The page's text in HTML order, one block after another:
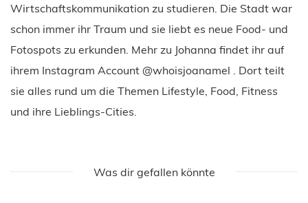
Wirtschaftskommunikation zu studieren. Die Stadt war
schon immer ihr Traum und sie liebt es neue Food- und
Fotospots zu erkunden. Mehr zu Johanna findet ihr auf
ihrem Instagram Account @whoisjoanamel . Dort teilt
sie alles rund um die Themen Lifestyle, Food, Fitness
und ihre Lieblings-Cities.
Was dir gefallen könnte